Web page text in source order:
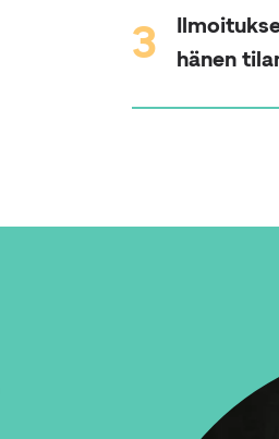
3
hänen